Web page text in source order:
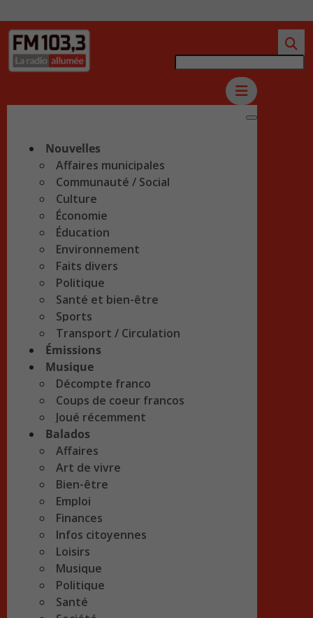
Nouvelles
Affaires municipales
Communauté / Social
Culture
Économie
Éducation
Environnement
Faits divers
Politique
Santé et bien-être
Sports
Transport / Circulation
Émissions
Musique
Décompte franco
Coups de coeur francos
Joué récemment
Balados
Affaires
Art de vivre
Bien-être
Emploi
Finances
Infos citoyennes
Loisirs
Musique
Politique
Santé